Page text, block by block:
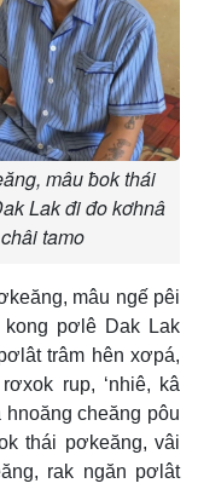
mâu ƀok thái
Lak đi đo kơhnâ
tamo
mâu ngế pêi
pơlê Dak Lak
trâm hên xơpá,
rup, ‘nhiê, kâ
hnoăng cheăng pôu
thái pơkeăng, vâi
rak ngăn pơlât